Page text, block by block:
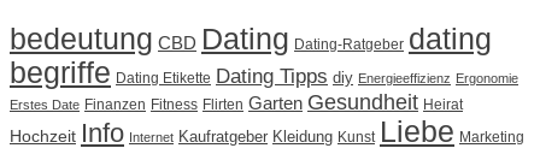
bedeutung CBD Dating Dating-Ratgeber dating
begriffe Dating Etikette Dating Tipps diy Energieeffizienz Ergonomie
Erstes Date Finanzen Fitness Flirten Garten Gesundheit Heirat
Hochzeit Info Internet Kaufratgeber Kleidung Kunst Liebe Marketing